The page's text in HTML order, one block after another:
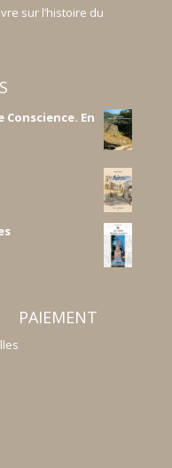
sur l’histoire du
Conscience. En
PAIEMENT